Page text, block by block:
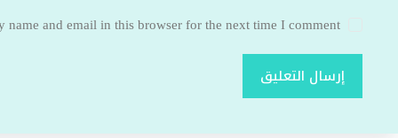
name and email in this browser for the next time I comment.
إرسال التعليق